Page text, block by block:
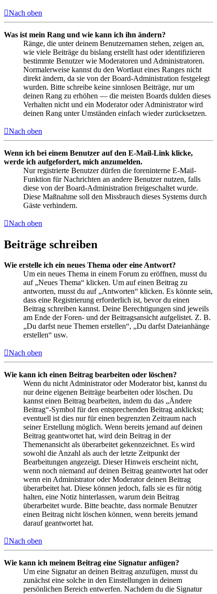
Nach oben
Was ist mein Rang und wie kann ich ihn ändern?
Ränge, die unter deinem Benutzernamen stehen, zeigen an,
wie viele Beiträge du bislang erstellt hast oder identifizieren
bestimmte Benutzer wie Moderatoren und Administratoren.
Normalerweise kannst du den Wortlaut eines Ranges nicht
direkt ändern, da sie von der Board-Administration festgelegt
wurden. Bitte schreibe keine sinnlosen Beiträge, nur um
deinen Rang zu erhöhen — die meisten Boards dulden dieses
Verhalten nicht und ein Moderator oder Administrator wird
deinen Rang unter Umständen einfach wieder zurücksetzen.
Nach oben
Wenn ich bei einem Benutzer auf den E-Mail-Link klicke,
werde ich aufgefordert, mich anzumelden.
Nur registrierte Benutzer dürfen die foreninterne E-Mail-
Funktion für Nachrichten an andere Benutzer nutzen, falls
diese von der Board-Administration freigeschaltet wurde.
Diese Maßnahme soll den Missbrauch dieses Systems durch
Gäste verhindern.
Nach oben
Beiträge schreiben
Wie erstelle ich ein neues Thema oder eine Antwort?
Um ein neues Thema in einem Forum zu eröffnen, musst du
auf „Neues Thema“ klicken. Um auf einen Beitrag zu
antworten, musst du auf „Antworten“ klicken. Es könnte sein,
dass eine Registrierung erforderlich ist, bevor du einen
Beitrag schreiben kannst. Deine Berechtigungen sind jeweils
am Ende der Foren- und der Beitragsansicht aufgelistet. Z. B.
„Du darfst neue Themen erstellen“, „Du darfst Dateianhänge
erstellen“ usw.
Nach oben
Wie kann ich einen Beitrag bearbeiten oder löschen?
Wenn du nicht Administrator oder Moderator bist, kannst du
nur deine eigenen Beiträge bearbeiten oder löschen. Du
kannst einen Beitrag bearbeiten, indem du das „Ändere
Beitrag“-Symbol für den entsprechenden Beitrag anklickst;
eventuell ist dies nur für einen begrenzten Zeitraum nach
seiner Erstellung möglich. Wenn bereits jemand auf deinen
Beitrag geantwortet hat, wird dein Beitrag in der
Themenansicht als überarbeitet gekennzeichnet. Es wird
sowohl die Anzahl als auch der letzte Zeitpunkt der
Bearbeitungen angezeigt. Dieser Hinweis erscheint nicht,
wenn noch niemand auf deinen Beitrag geantwortet hat oder
wenn ein Administrator oder Moderator deinen Beitrag
überarbeitet hat. Diese können jedoch, falls sie es für nötig
halten, eine Notiz hinterlassen, warum dein Beitrag
überarbeitet wurde. Bitte beachte, dass normale Benutzer
einen Beitrag nicht löschen können, wenn bereits jemand
darauf geantwortet hat.
Nach oben
Wie kann ich meinem Beitrag eine Signatur anfügen?
Um eine Signatur an deinen Beitrag anzufügen, musst du
zunächst eine solche in den Einstellungen in deinem
persönlichen Bereich entwerfen. Nachdem du die Signatur